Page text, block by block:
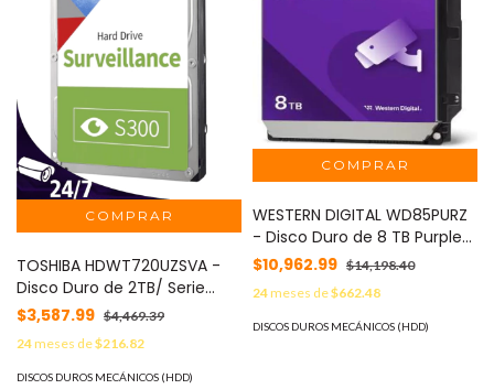
TOSHIBA HDWT720UZSVA -
Disco Duro de 2TB/ Serie
S300 Especial Para
Videovigilancia/ Ideal para
Trabajo 24/7/ Inteface: SATA
3.5"/ 5700 rpm/ 128 MB /
$3,587.99 $4,469.39
24meses de$216.82
DISCOS DUROS MECÁNICOS (HDD)
WESTERN DIGITAL WD85PURZ
- Disco Duro de 8 TB Purple/
Especial para
Videovigilancia/ Trabajo
24/7/ Interface: Sata 6
Gb/s/ Hasta 64 Cámaras/
$10,962.99 $14,198.40
24meses de$662.48
DISCOS DUROS MECÁNICOS (HDD)